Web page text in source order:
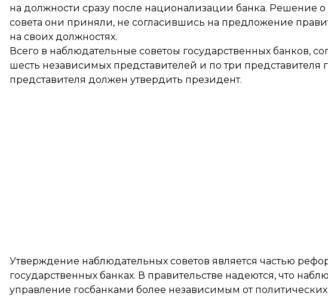
на должности сразу после национализации банка. Решение о
совета они приняли, не согласившись на предложение
на своих должностях.
Всего в наблюдательные советоы государственных банков,
шесть независимых представителей и по три представителя
представителя должен утвердить президент.
Утверждение наблюдательных советов является частью
государственных банках. В правительстве надеются, что
управление госбанками более независимым от политических